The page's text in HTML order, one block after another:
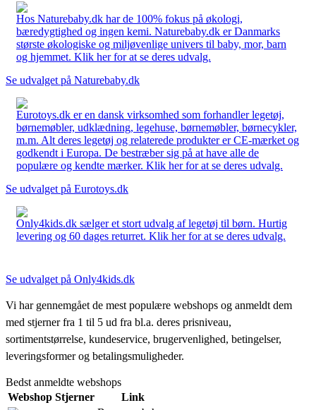
Hos Naturebaby.dk har de 100% fokus på økologi,
bæredygtighed og ingen kemi. Naturebaby.dk er Danmarks
største økologiske og miljøvenlige univers til baby, mor, barn
og hjemmet. Klik her for at se deres udvalg.
Se udvalget på Naturebaby.dk
Eurotoys.dk er en dansk virksomhed som forhandler legetøj,
børnemøbler, udklædning, legehuse, børnemøbler, børnecykler,
m.m. Alt deres legetøj og relaterede produkter er CE-mærket og
godkendt i Europa. De bestræber sig på at have alle de
populære og kendte mærker. Klik her for at se deres udvalg.
Se udvalget på Eurotoys.dk
Only4kids.dk sælger et stort udvalg af legetøj til børn. Hurtig
levering og 60 dages returret. Klik her for at se deres udvalg.
Se udvalget på Only4kids.dk
Vi har gennemgået de mest populære webshops og anmeldt dem
med stjerner fra 1 til 5 ud fra bl.a. deres prisniveau,
sortimentstørrelse, kundeservice, brugervenlighed, betingelser,
leveringsformer og betalingsmuligheder.
Bedst anmeldte webshops
Webshop Stjerner
Link